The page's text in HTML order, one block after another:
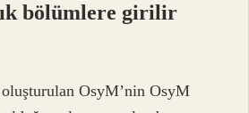
bölümlere girilir
oluşturulan OsyM’nin OsyM